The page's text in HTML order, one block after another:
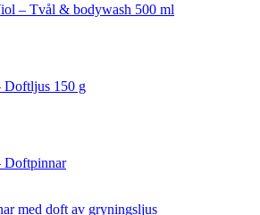
– Tvål & bodywash 500 ml
Doftljus 150 g
Doftpinnar